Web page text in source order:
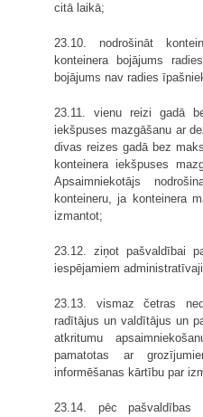
citā laikā;
23.10. nodrošināt
konteinera bojājums
bojājums nav radies
23.11. vienu reizi gadā
iekšpuses mazgāšanu ar
divas reizes gadā bez
konteinera iekšpuses
Apsaimniekotājs
konteineru, ja konteinera
izmantot;
23.12. ziņot pašvaldībai
iespējamiem
23.13. vismaz četras
radītājus un valdītājus un
atkritumu
pamatotas ar
informēšanas kārtību par
23.14. pēc pašvaldības